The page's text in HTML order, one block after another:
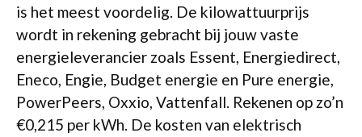
is het meest voordelig. De kilowattuurprijs
wordt in rekening gebracht bij jouw vaste
energieleverancier zoals Essent, Energiedirect,
Eneco, Engie, Budget energie en Pure energie,
PowerPeers, Oxxio, Vattenfall. Rekenen op zo’n
€0,215 per kWh. De kosten van elektrisch